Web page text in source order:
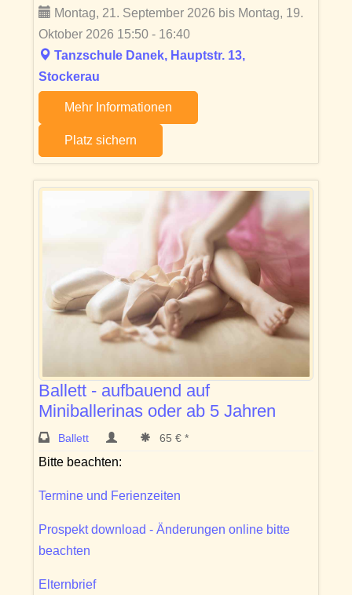
Montag, 21. September 2026 bis Montag, 19.
Oktober 2026 15:50 - 16:40
Tanzschule Danek, Hauptstr. 13,
Stockerau
Mehr Informationen
Platz sichern
Ballett - aufbauend auf
Miniballerinas oder ab 5 Jahren
Ballett 65 € *
Bitte beachten:
Termine und Ferienzeiten
Prospekt download - Änderungen online bitte
beachten
Elternbrief